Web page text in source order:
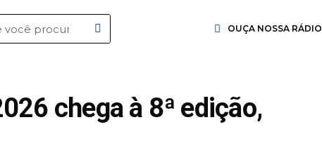
OUÇA NOSSA RÁDIO
chega à 8ª edição,